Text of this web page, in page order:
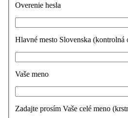
Overenie hesla
Hlavné mesto Slovenska (kontrolná
Vaše meno
Zadajte prosím Vaše celé meno